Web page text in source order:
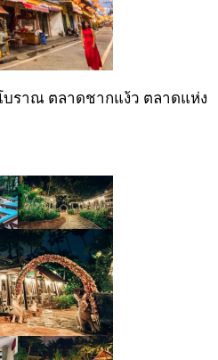
ราณ ตลาดชากแง้ว ตลาดแห่ง